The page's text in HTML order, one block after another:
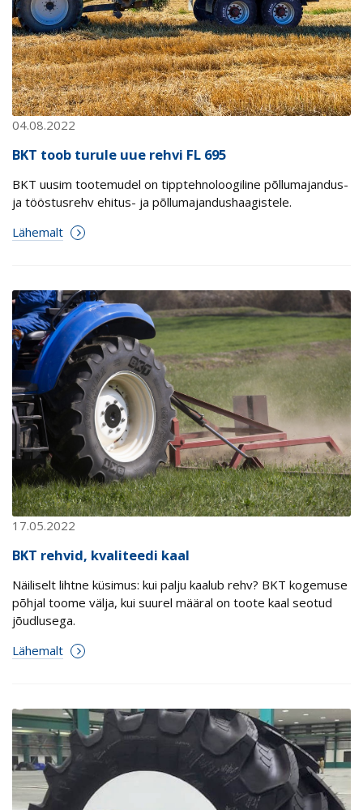
04.08.2022
BKT toob turule uue rehvi FL 695
BKT uusim tootemudel on tipptehnoloogiline põllumajandus-
ja tööstusrehv ehitus- ja põllumajandushaagistele.
Lähemalt
17.05.2022
BKT rehvid, kvaliteedi kaal
Näiliselt lihtne küsimus: kui palju kaalub rehv? BKT kogemuse
põhjal toome välja, kui suurel määral on toote kaal seotud
jõudlusega.
Lähemalt